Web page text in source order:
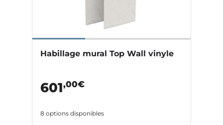
Habillage mural Top Wall vinyle
601,00€
8 options disponibles